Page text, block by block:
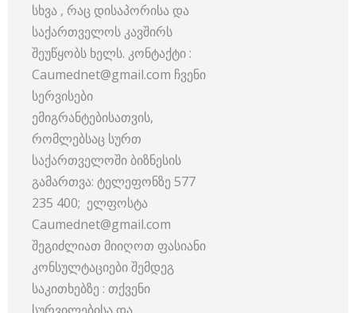
სხვა , რაც დისაპორისა და
საქართველოს კავშირს
შეუწყობს ხელს. კონტაქტი :
Caumednet@gmail.com ჩვენი
სერვისები
ემიგრანტებისათვის,
რომლებსაც სურთ
საქართველოში ბიზნესის
გამართვა: ტელეფონზე 577
235 400; ელფოსტა
Caumednet@gmail.com
შეგიძლიათ მიიღოთ ფასიანი
კონსულტაციები შემდეგ
საკითხებზე : თქვენი